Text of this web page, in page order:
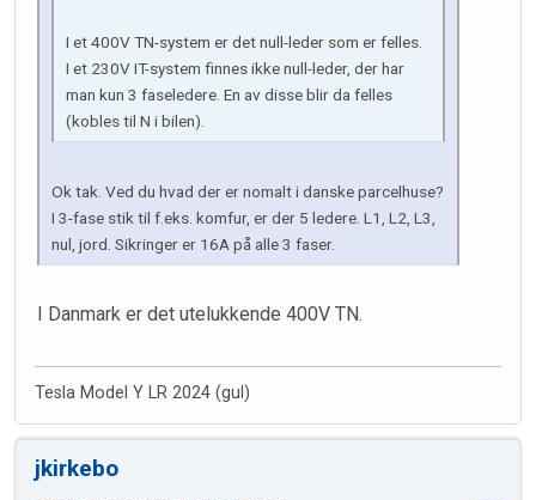
I et 400V TN-system er det null-leder som er felles.
I et 230V IT-system finnes ikke null-leder, der har
man kun 3 faseledere. En av disse blir da felles
(kobles til N i bilen).
Ok tak. Ved du hvad der er nomalt i danske parcelhuse?
I 3-fase stik til f.eks. komfur, er der 5 ledere. L1, L2, L3,
nul, jord. Sikringer er 16A på alle 3 faser.
I Danmark er det utelukkende 400V TN.
Tesla Model Y LR 2024 (gul)
jkirkebo